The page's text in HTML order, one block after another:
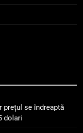
în 2026
din aceștia
ore
arhitectura
prețul se îndreaptă
dolari